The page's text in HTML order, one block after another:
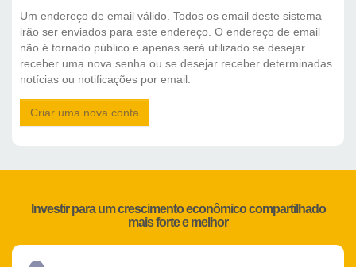
Um endereço de email válido. Todos os email deste sistema
irão ser enviados para este endereço. O endereço de email
não é tornado público e apenas será utilizado se desejar
receber uma nova senha ou se desejar receber determinadas
notícias ou notificações por email.
Criar uma nova conta
Investir para um crescimento econômico compartilhado
mais forte e melhor